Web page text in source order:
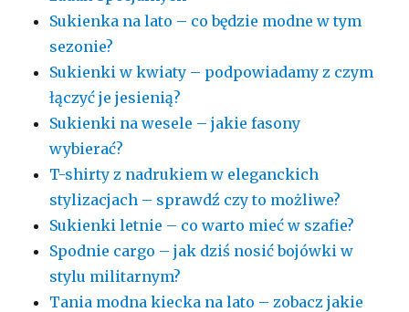
Sukienka na lato – co będzie modne w tym
sezonie?
Sukienki w kwiaty – podpowiadamy z czym
łączyć je jesienią?
Sukienki na wesele – jakie fasony
wybierać?
T-shirty z nadrukiem w eleganckich
stylizacjach – sprawdź czy to możliwe?
Sukienki letnie – co warto mieć w szafie?
Spodnie cargo – jak dziś nosić bojówki w
stylu militarnym?
Tania modna kiecka na lato – zobacz jakie